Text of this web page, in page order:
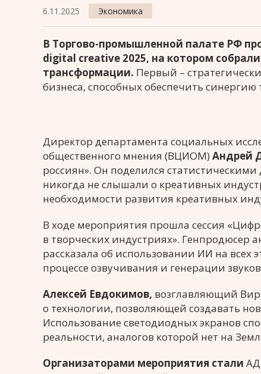
6.11.2025 Экономика
В Торгово-промышленной палате РФ
digital creative 2025, на котором
трансформации. Первый –
бизнеса, способных обеспечить
Директор департамента социальных
общественного мнения (ВЦИОМ) Андрей
россиян». Он поделился
никогда не слышали о креативных
необходимости развития креативных
В ходе мероприятия прошла сессия
в творческих индустриях».
рассказала об использовании ИИ на всех
процессе озвучивания и генерации
Алексей Евдокимов, возглавляющий
о технологии, позволяющей создавать
Использование светодиодных экранов
реальности, аналогов которой нет на
Организаторами мероприятия стали